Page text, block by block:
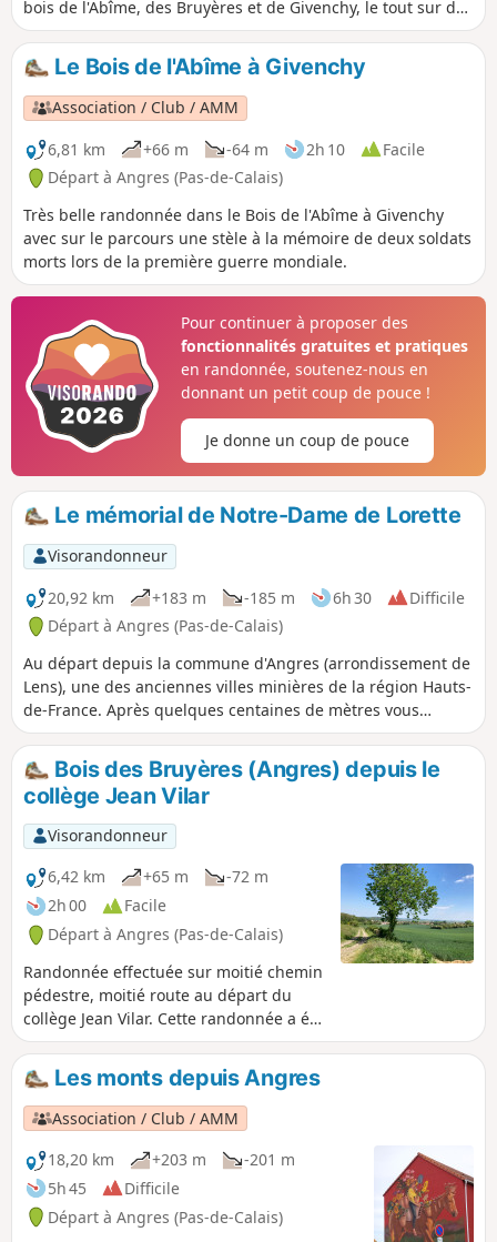
bois de l'Abîme, des Bruyères et de Givenchy, le tout sur de
bons chemins avant de faire un retour par l'Ancienne Fosse
N°6 de Liévin.
Le Bois de l'Abîme à Givenchy
Association / Club / AMM
6,81 km
+66 m -64 m 2h 10
Facile
Départ à Angres (Pas-de-Calais)
Très belle randonnée dans le Bois de l'Abîme à Givenchy
avec sur le parcours une stèle à la mémoire de deux soldats
morts lors de la première guerre mondiale.
Pour continuer à proposer des
fonctionnalités gratuites et pratiques
en randonnée, soutenez-nous en
donnant un petit coup de pouce !
Je donne un coup de pouce
Le mémorial de Notre-Dame de Lorette
Visorandonneur
20,92 km
+183 m -185 m 6h 30
Difficile
Départ à Angres (Pas-de-Calais)
Au départ depuis la commune d'Angres (arrondissement de
Lens), une des anciennes villes minières de la région Hauts-
de-France. Après quelques centaines de mètres vous
quitterez la grande ceinture urbaine pour profiter des
plaines des vallées et des forêts de l'Artois. Vous pourriez
aussi démarrer cette boucle depuis (10) N-D de Lorette ou
de (3) Aix-Noulette ou encore de (14) Souchez. Avec des
restaurants sur chaque départ potentiel. (voyez plus bas les
infos pratiques).
Bois des Bruyères (Angres) depuis le
collège Jean Vilar
Visorandonneur
6,42 km
+65 m
-72 m
2h 00
Facile
Départ à Angres (Pas-de-Calais)
Randonnée effectuée sur moitié chemin
pédestre, moitié route au départ du
collège Jean Vilar. Cette randonnée a été
rédigé par des élèves de 6e du collège,
lors de séances d'EPS. Très agréable et
rapide, facile pour débuter.
Les monts depuis Angres
Association / Club / AMM
18,20 km
+203 m
-201 m
5h 45
Difficile
Départ à Angres (Pas-de-Calais)